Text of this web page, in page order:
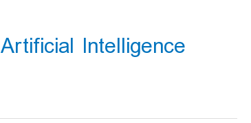
Artificial Intelligence